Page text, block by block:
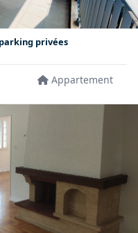
privées
Appartement